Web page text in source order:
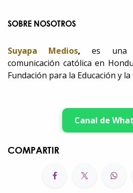
SOBRE NOSOTROS
Suyapa Medios, es una
comunicación católica en
Fundación para la Educación y
Canal de
COMPARTIR